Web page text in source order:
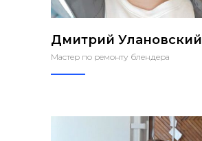
Дмитрий Улановский
Мастер по ремонту блендера